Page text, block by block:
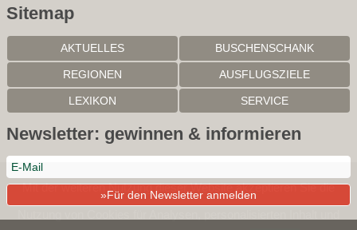
Sitemap
AKTUELLES BUSCHENSCHANK
REGIONEN AUSFLUGSZIELE
LEXIKON SERVICE
Newsletter: gewinnen & informieren
»Für den Newsletter anmelden
Mit der weiteren Nutzung dieser Website akzeptieren Sie die